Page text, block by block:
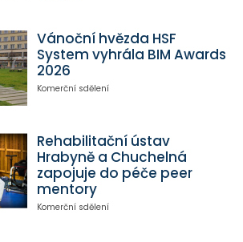
Vánoční hvězda HSF
System vyhrála BIM Awards
2026
Komerční sdělení
Rehabilitační ústav
Hrabyně a Chuchelná
zapojuje do péče peer
mentory
Komerční sdělení